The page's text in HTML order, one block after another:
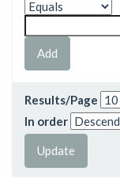
Results/Page
In order